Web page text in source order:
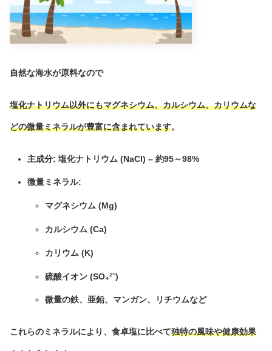
自然な海水が原料なので
塩化ナトリウム以外にもマグネシウム、カルシウム、カリウムな
どの微量ミネラルが豊富に含まれています。
主成分: 塩化ナトリウム (NaCl) – 約95～98%
微量ミネラル:
マグネシウム (Mg)
カルシウム (Ca)
カリウム (K)
硫酸イオン (SO₄²⁻)
微量の鉄、亜鉛、マンガン、リチウムなど
これらのミネラルにより、食卓塩に比べて独特の風味や健康効果